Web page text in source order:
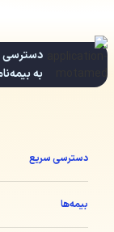
دسترسی
به
دسترسی سریع
بیمه‌ها